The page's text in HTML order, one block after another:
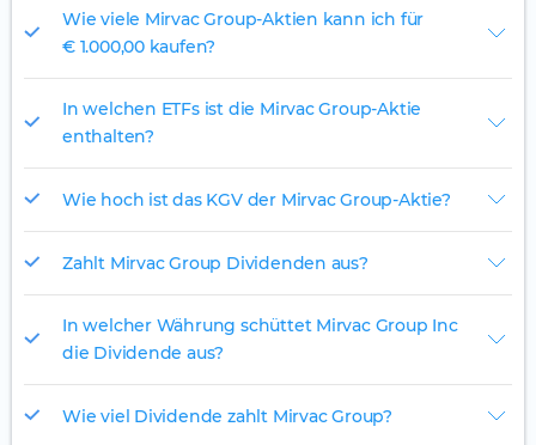
Wie viele Mirvac Group-Aktien kann ich für
€ 1.000,00 kaufen?
In welchen ETFs ist die Mirvac Group-Aktie
enthalten?
Wie hoch ist das KGV der Mirvac Group-Aktie?
Zahlt Mirvac Group Dividenden aus?
In welcher Währung schüttet Mirvac Group Inc
die Dividende aus?
Wie viel Dividende zahlt Mirvac Group?